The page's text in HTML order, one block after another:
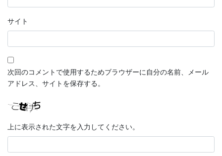
サイト
次回のコメントで使用するためブラウザーに自分の名前、メール
アドレス、サイトを保存する。
上に表示された文字を入力してください。